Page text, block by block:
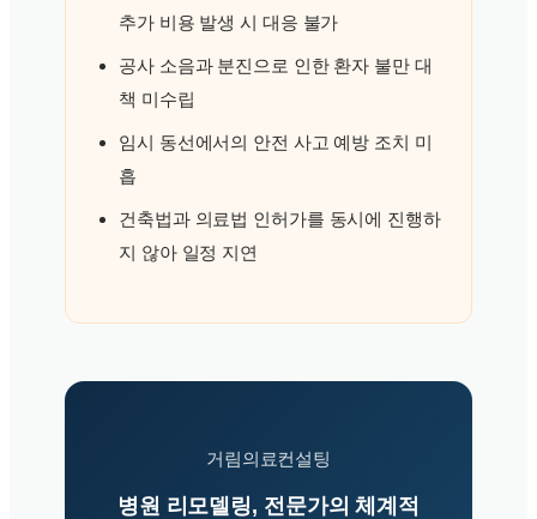
추가 비용 발생 시 대응 불가
공사 소음과 분진으로 인한 환자 불만 대
책 미수립
임시 동선에서의 안전 사고 예방 조치 미
흡
건축법과 의료법 인허가를 동시에 진행하
지 않아 일정 지연
거림의료컨설팅
병원 리모델링, 전문가의 체계적